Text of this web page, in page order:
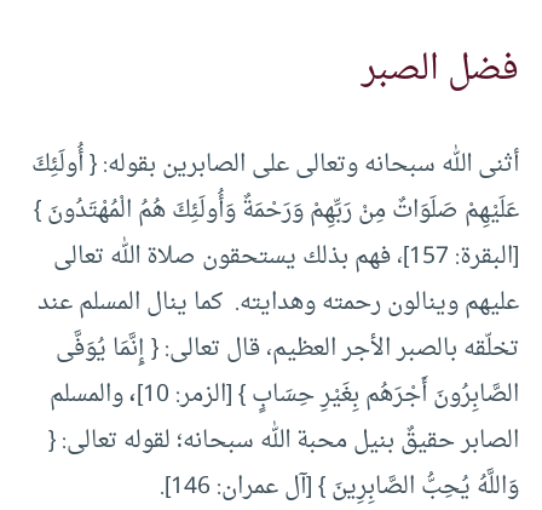
فضل الصبر
أثنى الله سبحانه وتعالى على الصابرين بقوله: { أُولَئِكَ
عَلَيْهِمْ صَلَوَاتٌ مِنْ رَبِّهِمْ وَرَحْمَةٌ وَأُولَئِكَ هُمُ الْمُهْتَدُونَ }
[البقرة: 157]، فهم بذلك يستحقون صلاة الله تعالى
عليهم وينالون رحمته وهدايته. كما ينال المسلم عند
تخلّقه بالصبر الأجر العظيم، قال تعالى: { إِنَّمَا يُوَفَّى
الصَّابِرُونَ أَجْرَهُم بِغَيْرِ حِسَابٍ } [الزمر: 10]
،والمسلم
الصابر حقيقٌ بنيل محبة الله سبحانه؛ لقوله تعالى: {
وَاللَّهُ يُحِبُّ الصَّابِرِينَ } [آل عمران: 146].